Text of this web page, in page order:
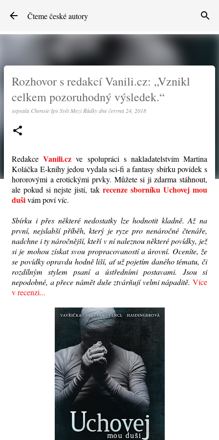
Přeskočit na hlavní obsah
Čteme české autory
Rozhovor s redakcí Vanili.cz: „Vznikl
celkem pozoruhodný výsledek.“
sepsala Chensie Ips Svět Mezi Řádkydnečervna 24, 2018
RedakceVanili.cz ve spolupráci s nakladatelstvím Martina
Koláčka E-knihy jedou vydala sci-fi a fantasy sbírku povídek s
hororovými a erotickými prvky. Můžete si ji zdarma stáhnout,
ale pokud si nejste jistí, tak recenze sborníku Uchovej mou
dušivám poví víc.
Sbírku i přes některé nedostatky lze hodnotit kladně. Až na
první, nejslabší příběh, který je ryze pro nenáročné čtenáře,
nadchne i ty náročnější, kteří v ní naleznou některé povídky, jež
si je mohou získat svou propracovaností a úrovní. Oceníte, že
se povídky opravdu hodně liší, ať už pojetím daného tématu, či
rozdílným stylem psaní a ústředními postavami. Jsou si
nepodobné, a přece námět duše ztvárňují velmi nápaditě. Více
v recenzi...